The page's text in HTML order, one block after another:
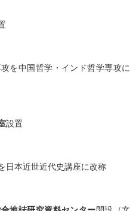
を中国哲学・インド哲学専攻に
設置
日本近世近代史講座に改称